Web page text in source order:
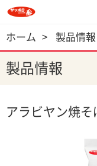
ホーム > 製品情報
製品情報
アラビヤン焼そ